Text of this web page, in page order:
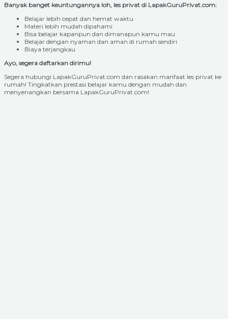
Banyak banget keuntungannya loh, les privat di LapakGuruPrivat.com:
Belajar lebih cepat dan hemat waktu
Materi lebih mudah dipahami
Bisa belajar kapanpun dan dimanapun kamu mau
Belajar dengan nyaman dan aman di rumah sendiri
Biaya terjangkau
Ayo, segera daftarkan dirimu!
Segera hubungi LapakGuruPrivat.com dan rasakan manfaat les privat ke
rumah! Tingkatkan prestasi belajar kamu dengan mudah dan
menyenangkan bersama LapakGuruPrivat.com!